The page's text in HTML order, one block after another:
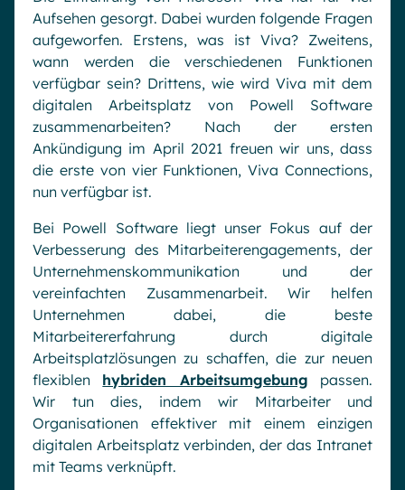
Plattform für digitale Zusammenarbeit
Digital Hub
Wissensbasis
Effizientes Wissensmanagement am Arbeitsplatz
Microsoft Gold Partner
Zertifizierter Microsoft-Experte
English FrançaisDeutsch
Aufsehen gesorgt. Dabei wurden folgende Fragen
aufgeworfen. Erstens, was ist Viva? Zweitens,
wann werden die verschiedenen Funktionen
verfügbar sein? Drittens, wie wird Viva mit dem
digitalen Arbeitsplatz von Powell Software
zusammenarbeiten? Nach der ersten
Ankündigung im April 2021 freuen wir uns, dass
die erste von vier Funktionen, Viva Connections,
nun verfügbar ist.
Bei Powell Software liegt unser Fokus auf der
Verbesserung des Mitarbeiterengagements, der
Unternehmenskommunikation und der
vereinfachten Zusammenarbeit. Wir helfen
Unternehmen dabei, die beste
Mitarbeitererfahrung durch digitale
Arbeitsplatzlösungen zu schaffen, die zur neuen
flexiblen hybriden Arbeitsumgebung passen.
Wir tun dies, indem wir Mitarbeiter und
Organisationen effektiver mit einem einzigen
digitalen Arbeitsplatz verbinden, der das Intranet
mit Teams verknüpft.